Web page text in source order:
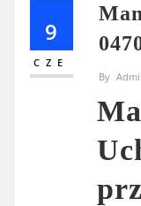
9
CZE
By